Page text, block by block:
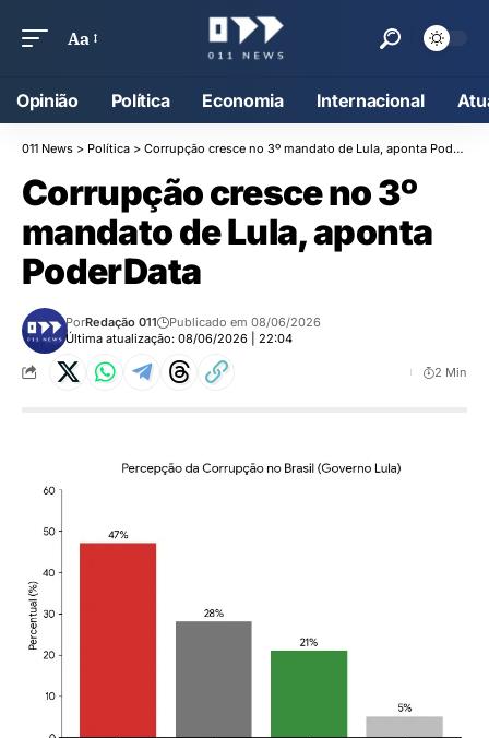
Aa
Opinião Política Economia Internacional
011 News > Política > Corrupção cresce no 3º mandato de Lula, aponta PoderData
Corrupção cresce no 3º
mandato de Lula, aponta
PoderData
Última atualização: 08/06/2026 | 22:04
PorRedação 011 Publicado em 08/06/2026
2 Min